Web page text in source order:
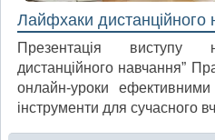
Лайфхаки дистанційного
Презентація
дистанційного навчання”
онлайн-уроки
інструменти для сучасного